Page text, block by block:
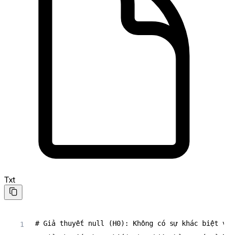
Txt
# Giả thuyết null (H0): Không có sự khác biệt